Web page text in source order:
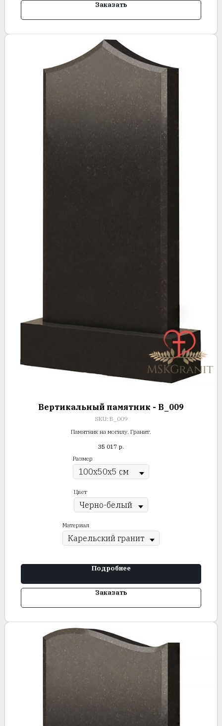
Заказать
Вертикальный памятник - В_009
SKU: В_009
Памятник на могилу. Гранит.
35 017 р.
Размер
Цвет
Материал
Подробнее
Заказать